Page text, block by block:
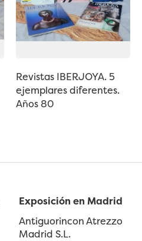
Revistas IBERJOYA. 5
ejemplares diferentes.
Años 80
Exposición en Madrid
Antiguorincon Atrezzo
Madrid S.L.